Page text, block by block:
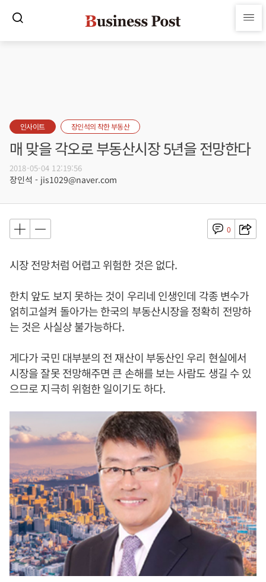
인사이트 장인석의 착한 부동산
매 맞을 각오로 부동산시장 5년을 전망한다
2018-05-04 12:19:56
장인석 - jis1029@naver.com
0
시장 전망처럼 어렵고 위험한 것은 없다.
한치 앞도 보지 못하는 것이 우리네 인생인데 각종 변수가
얽히고설켜 돌아가는 한국의 부동산시장을 정확히 전망하
는 것은 사실상 불가능하다.
게다가 국민 대부분의 전 재산이 부동산인 우리 현실에서
시장을 잘못 전망해주면 큰 손해를 보는 사람도 생길 수 있
으므로 지극히 위험한 일이기도 하다.